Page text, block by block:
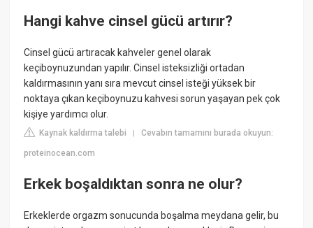
Hangi kahve cinsel gücü artırır?
Cinsel gücü artıracak kahveler genel olarak
keçiboynuzundan yapılır. Cinsel isteksizliği ortadan
kaldırmasının yanı sıra mevcut cinsel isteği yüksek bir
noktaya çıkan keçiboynuzu kahvesi sorun yaşayan pek çok
kişiye yardımcı olur.
Kaynak kaldırma talebi |Cevabın tamamını burada okuyun:
proteinocean.com
Erkek boşaldıktan sonra ne olur?
Erkeklerde orgazm sonucunda boşalma meydana gelir, bu